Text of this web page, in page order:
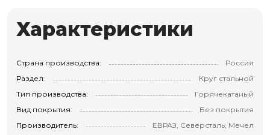
Характеристики
Страна производства:
Россия
Раздел:
Круг стальной
Тип производства:
Горячекатаный
Вид покрытия:
Без покрытия
Производитель:
ЕВРАЗ, Северсталь, Мечел